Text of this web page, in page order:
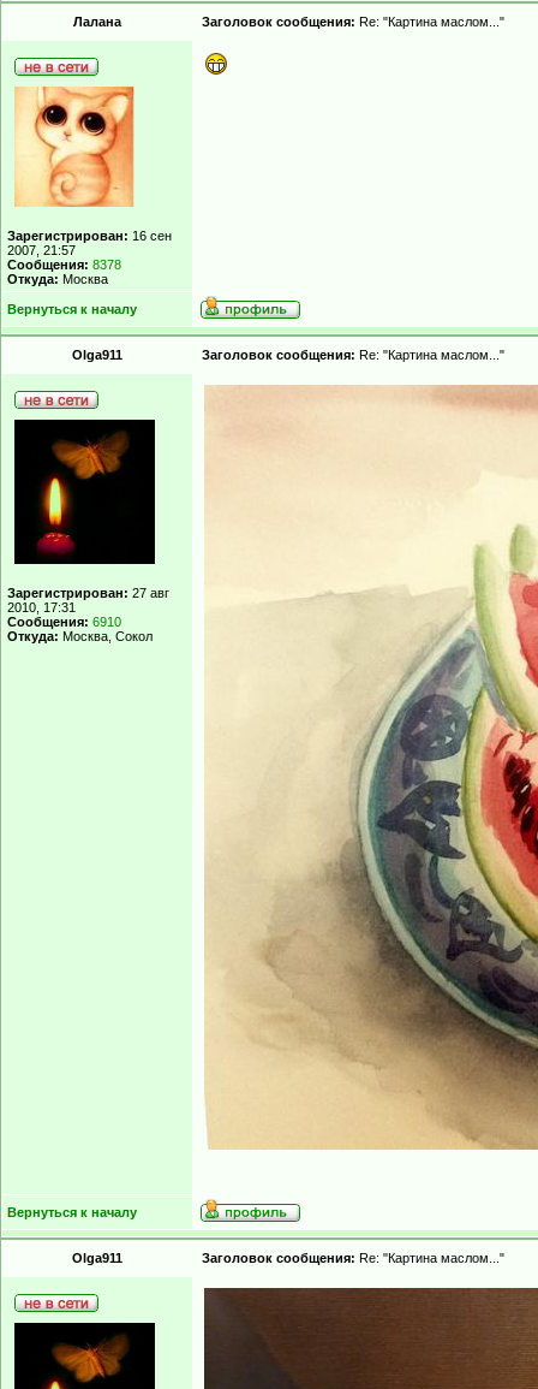
Лалана Заголовок сообщения: Re: "Картина маслом..."
Зарегистрирован: 16 сен
2007, 21:57
Сообщения: 8378
Откуда: Москва
Вернуться к началу
Olga911 Заголовок сообщения: Re: "Картина маслом..."
Зарегистрирован: 27 авг
2010, 17:31
Сообщения: 6910
Откуда: Москва, Сокол
Вернуться к началу
Olga911 Заголовок сообщения: Re: "Картина маслом..."